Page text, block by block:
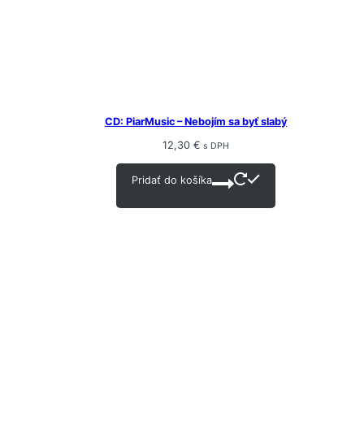
CD: PiarMusic – Nebojím sa byť slabý
12,30 € s DPH
Pridať do košíka